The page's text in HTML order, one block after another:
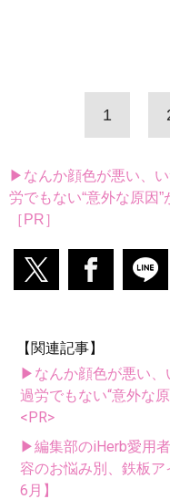
1
▶なんか顔色が悪い、
労でもない“意外な原因”
［PR］
【関連記事】
▶なんか顔色が悪い、
過労でもない“意外な
<PR>
▶編集部のiHerb愛用
容のお悩み別、鉄板
6月】